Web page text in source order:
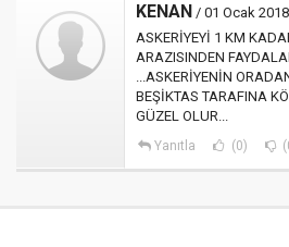
KENAN / 01 Ocak
ASKERİYEYİ 1 KM
ARAZISINDEN
...ASKERİYENİN
BEŞİKTAS TARAFINA
GÜZEL OLUR...
Yanıtla (0)